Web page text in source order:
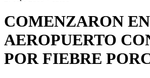
COMENZARON
AEROPUERTO
POR FIEBRE